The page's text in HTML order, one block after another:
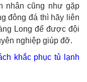
nhân cũng như gặp
đông đá thì hãy liên
Long để được đội
nghiệp giúp đỡ.
khắc phục tủ lạnh